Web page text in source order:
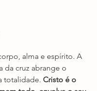
alma e espírito. A
da cruz abrange o
totalidade. Cristo é o